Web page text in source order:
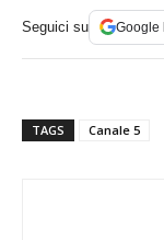
Seguici su Google
TAGS Canale 5